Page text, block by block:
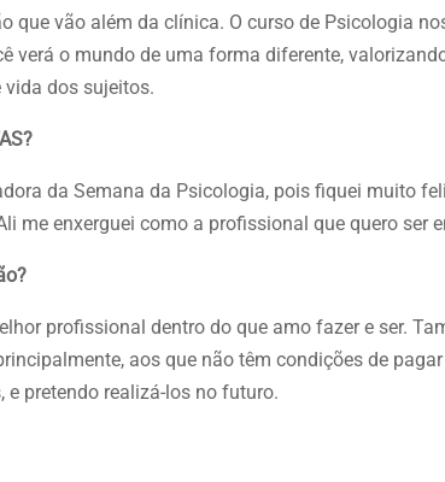
que vão além da clínica. O curso de Psicologia
verá o mundo de uma forma diferente,
vida dos sujeitos.
da Semana da Psicologia, pois fiquei muito
me enxerguei como a profissional que quero ser
profissional dentro do que amo fazer e ser.
aos que não têm condições de
pretendo realizá-los no futuro.